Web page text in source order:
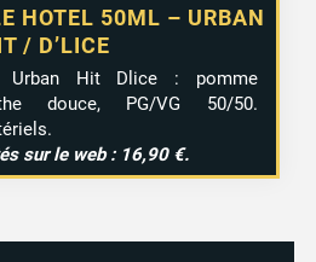
HOTEL 50ML – URBAN
/ D’LICE
Urban Hit Dlice : pomme
douce, PG/VG 50/50.
surle web : 16,90 €.